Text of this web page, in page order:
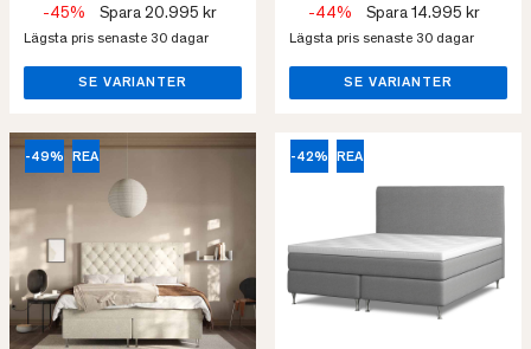
-45% Spara 20.995 kr
Lägsta pris senaste 30 dagar
SE VARIANTER
-44% Spara 14.995 kr
Lägsta pris senaste 30 dagar
SE VARIANTER
-49% REA -42% REA